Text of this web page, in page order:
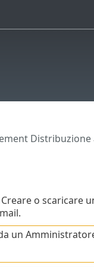
o scaricare
un